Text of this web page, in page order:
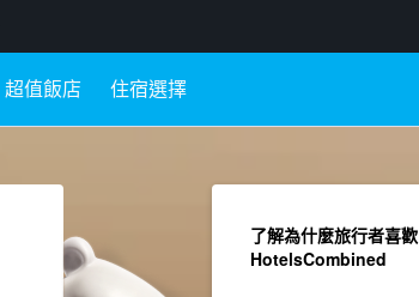
超值飯店 住宿選擇
了解為什麼旅行者喜歡
HotelsCombined